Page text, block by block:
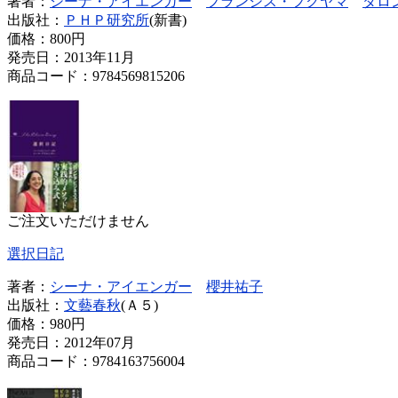
出版社：
ＰＨＰ研究所(新書)
価格： 800円
発売日：2013年11月
商品コード：9784569815206
ご注文いただけません
選択日記
著者： シーナ・アイエンガー
櫻井祐子
出版社： 文藝春秋(Ａ５)
価格： 980円
発売日：2012年07月
商品コード：9784163756004